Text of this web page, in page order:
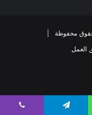
العمل